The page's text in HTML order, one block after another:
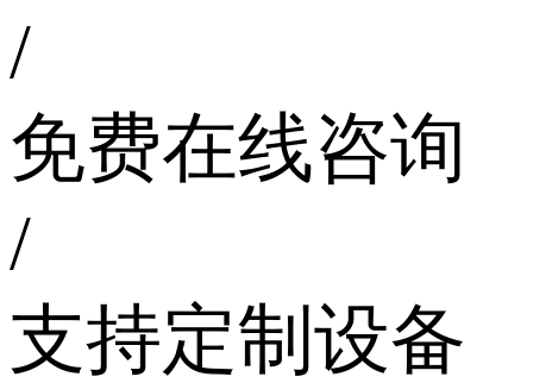
/
免费在线咨询
/
支持定制设备